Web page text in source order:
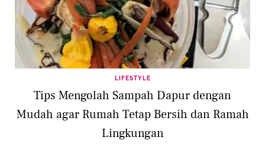
LIFESTYLE
Tips Mengolah Sampah Dapur dengan
Mudah agar Rumah Tetap Bersih dan Ramah
Lingkungan